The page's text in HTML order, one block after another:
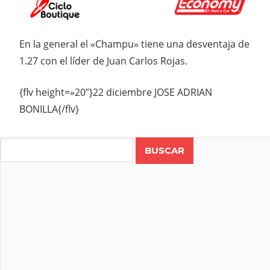
En la general el «Champu» tiene una desventaja de
1.27 con el líder de Juan Carlos Rojas.
{flv height=»20″}22 diciembre JOSE ADRIAN
BONILLA{/flv}